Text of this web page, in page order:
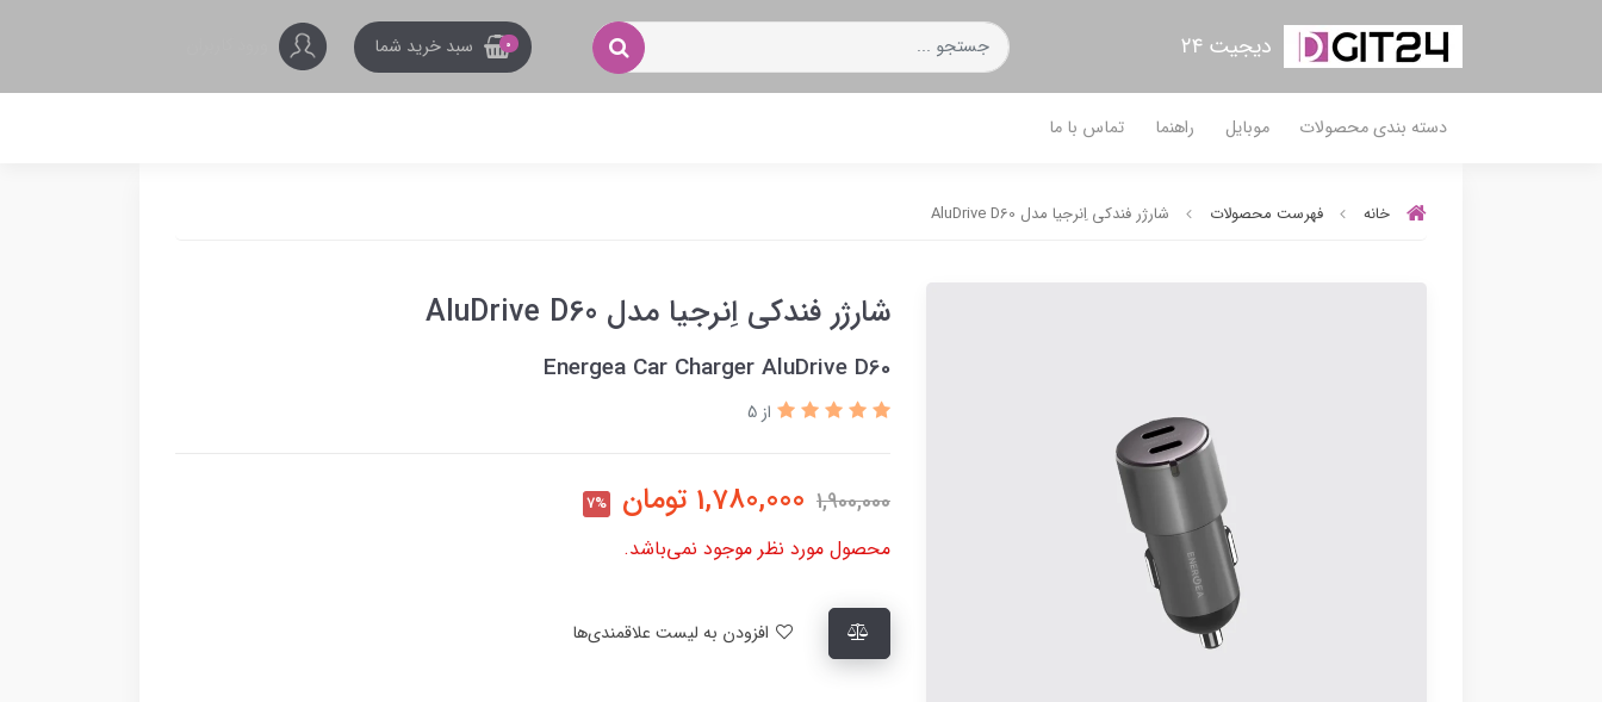
دیجیت ۲۴ 0 سبد خرید شما
دسته بندی محصولات موبایل راهنما تماس با ما
خانه فهرست محصولات شارژر فندکی اِنرجیا مدل AluDrive D60
شارژر فندکی اِنرجیا مدل AluDrive D60
Energea Car Charger AluDrive D60
از 5
1,900,000
1,780,000 تومان 7%
محصول مورد نظر موجود نمی‌باشد.